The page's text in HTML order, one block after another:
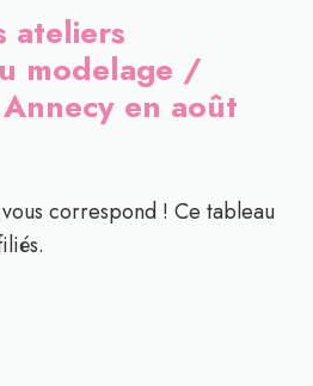
ateliers
modelage /
en août
correspond ! Ce tableau